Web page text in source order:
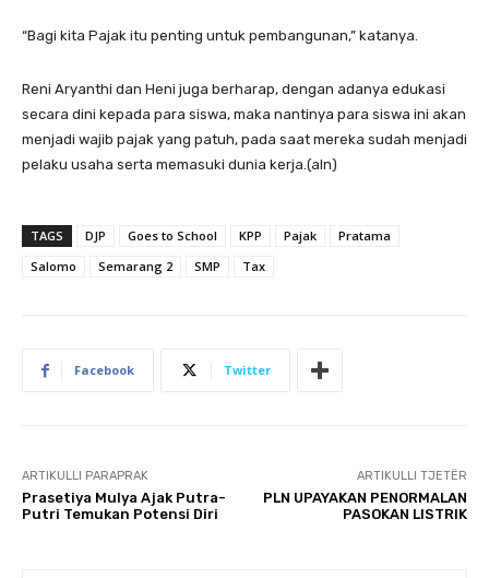
“Bagi kita Pajak itu penting untuk pembangunan,” katanya.
Reni Aryanthi dan Heni juga berharap, dengan adanya edukasi
secara dini kepada para siswa, maka nantinya para siswa ini akan
menjadi wajib pajak yang patuh, pada saat mereka sudah menjadi
pelaku usaha serta memasuki dunia kerja.(aln)
TAGS DJP Goes to School KPP Pajak
Pratama
Salomo
Semarang 2 SMP Tax
Facebook Twitter
ARTIKULLI PARAPRAK
Prasetiya Mulya Ajak Putra-
Putri Temukan Potensi Diri
ARTIKULLI TJETËR
PLN UPAYAKAN PENORMALAN
PASOKAN LISTRIK